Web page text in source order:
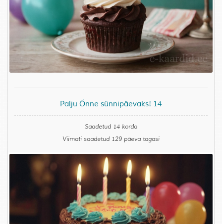
Palju Õnne sünnipäevaks! 14
Saadetud 14 korda
Viimati saadetud 129 päeva tagasi